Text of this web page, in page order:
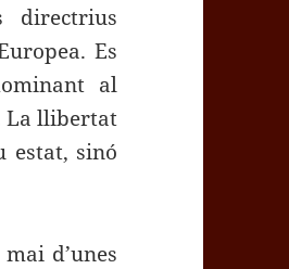
directrius
Es
al
La llibertat
estat, sinó
d’unes